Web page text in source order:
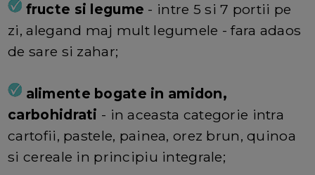
fructe si legume - intre 5 si 7 portii pe
zi, alegand maj mult legumele - fara adaos
de sare si zahar;
alimente bogate in amidon,
carbohidrati - in aceasta categorie intra
cartofii, pastele, painea, orez brun, quinoa
si cereale in principiu integrale;